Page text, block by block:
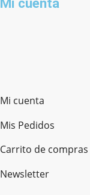
Mi cuenta
Mis Pedidos
Carrito de compras
Newsletter